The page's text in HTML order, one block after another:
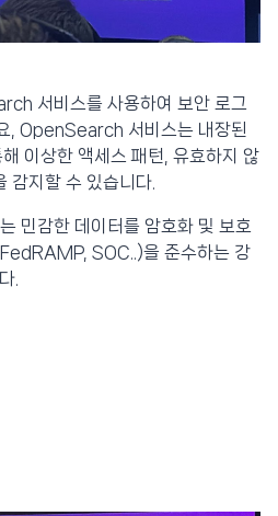
서비스를 사용하여 보안 로그
, OpenSearch 서비스는 내장된
이상한 액세스 패턴, 유효하지 않
감지할 수 있습니다.
민감한 데이터를 암호화 및 보호
SOC..)을 준수하는 강
.